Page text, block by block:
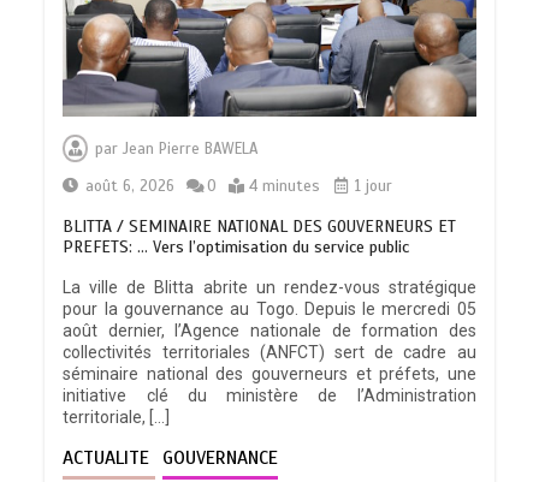
parJean Pierre BAWELA
août 6, 2026
0 4 minutes 1 jour
BLITTA / SEMINAIRE NATIONAL DES GOUVERNEURS ET
PREFETS: … Vers l’optimisation du service public
La ville de Blitta abrite un rendez-vous stratégique
pour la gouvernance au Togo. Depuis le mercredi 05
août dernier, l’Agence nationale de formation des
collectivités territoriales (ANFCT) sert de cadre au
séminaire national des gouverneurs et préfets, une
initiative clé du ministère de l’Administration
territoriale, […]
ACTUALITE GOUVERNANCE